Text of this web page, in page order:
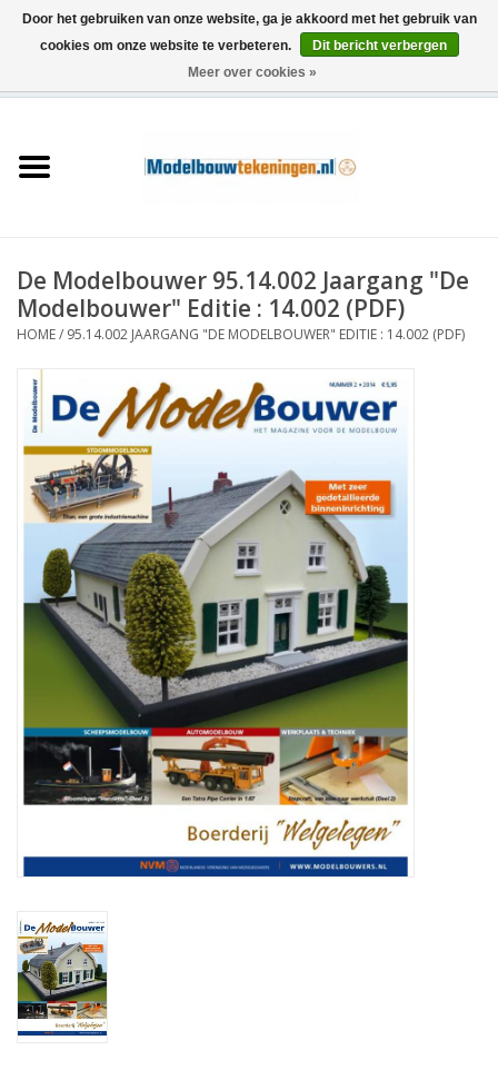
Schepen
Houtbouw
Machines
Documentatie
Tijdschriften
Nieuwe tekeningen
NIEUWE TIJDSCHRIFTEN
ABONNEMENT DE
MODELBOUWER
De Modelbouwer 95.14.002 Jaargang "De
Modelbouwer" Editie : 14.002 (PDF)
HOME/ 95.14.002 JAARGANG "DE MODELBOUWER" EDITIE : 14.002 (PDF)
Door het gebruiken van onze website, ga je akkoord met het gebruik van
cookies om onze website te verbeteren.
Dit bericht verbergen
Meer over cookies »